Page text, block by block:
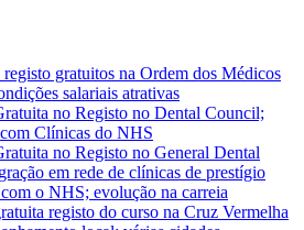
gratuitos na Ordem dos Médicos
salariais atrativas
no Registo no Dental Council;
Clínicas do NHS
no Registo no General Dental
em rede de clínicas de prestígio
o NHS; evolução na carreia
registo do curso na Cruz Vermelha